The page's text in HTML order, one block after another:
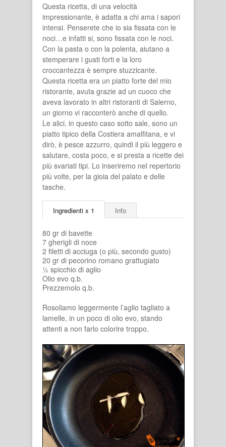
Questa ricetta, di una velocità
impressionante, è adatta a chi ama i sapori
intensi. Penserete che io sia fissata con le
noci…e infatti si, sono fissata con le noci.
Con la pasta o con la polenta, aiutano a
stemperare i gusti forti e la loro
croccantezza è sempre stuzzicante.
Questa ricetta era un piatto forte del mio
ristorante, avuta grazie ad un cuoco che
aveva lavorato in altri ristoranti di Salerno,
un giorno vi racconterò anche di quello.
Le alici, in questo caso sotto sale, sono un
piatto tipico della Costiera amalfitana, e vi
dirò, è pesce azzurro, quindi il più leggero e
salutare, costa poco, e si presta a ricette dei
più svariati tipi. Lo inseriremo nel repertorio
più volte, per la gioia del palato e delle
tasche.
Ingredienti x 1 Info
80 gr di bavette
7 gherigli di noce
2 filetti di acciuga (o più, secondo gusto)
20 gr di pecorino romano grattugiato
½ spicchio di aglio
Olio evo q.b.
Prezzemolo q.b.
Rosoliamo leggermente l’aglio tagliato a
lamelle, in un poco di olio evo, stando
attenti a non farlo colorire troppo.